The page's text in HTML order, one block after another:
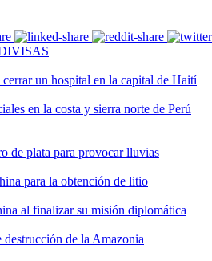
un hospital en la capital de Haití
en la costa y sierra norte de Perú
de plata para provocar lluvias
para la obtención de litio
al finalizar su misión diplomática
destrucción de la Amazonia